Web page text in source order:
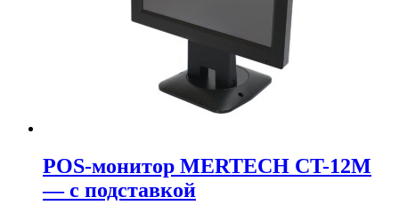
POS-монитор MERTECH CT-12M
— с подставкой